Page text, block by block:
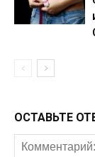
ОСТАВЬТЕ